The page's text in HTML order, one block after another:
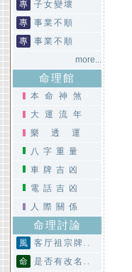
專
子女變壞
專
事業不順
專
事業不順
more...
命理館
本命神煞
大運流年
樂透運
八字重量
車牌吉凶
電話吉凶
人際關係
命理討論
風
客厅祖宗牌..
命
是否有改名..